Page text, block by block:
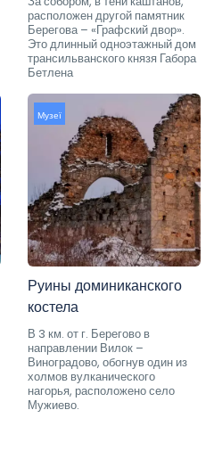
расположен другой памятник
Берегова – «Графский двор».
Это длинный одноэтажный дом
трансильванского князя Габора
Бетлена
Музеї
Руины доминиканского
костела
В 3 км. от г. Берегово в
направлении Вилок –
Виноградово, обогнув один из
холмов вулканического
нагорья, расположено село
Мужиево.